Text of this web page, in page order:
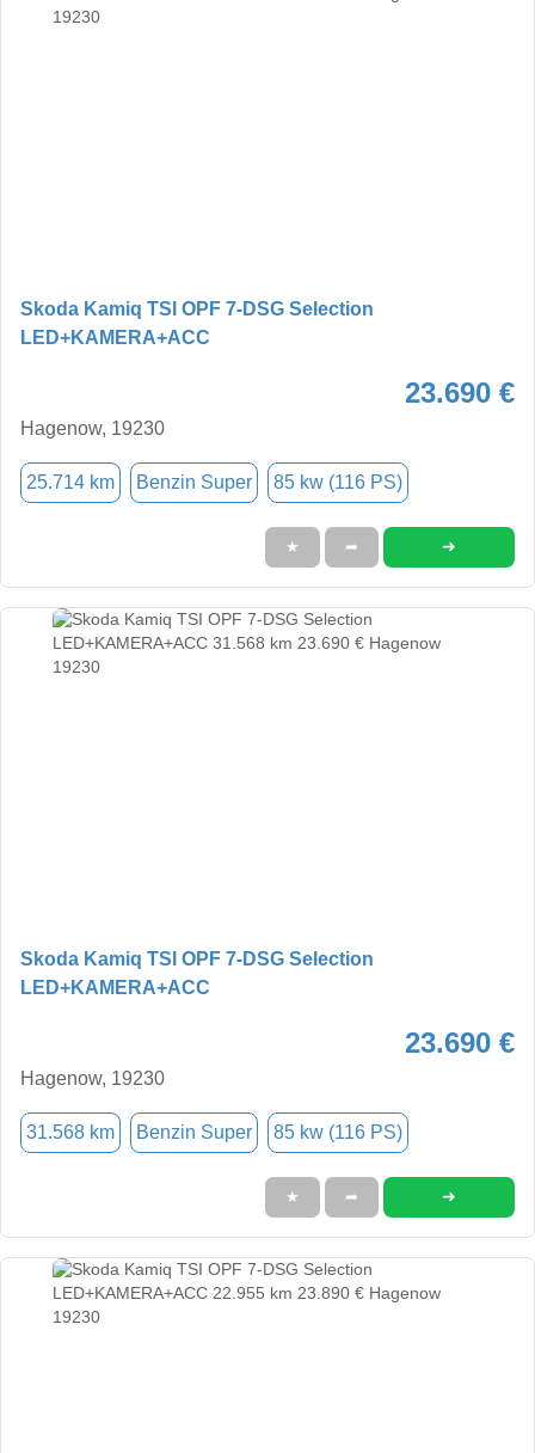
Skoda Kamiq TSI OPF 7-DSG Selection
LED+KAMERA+ACC
23.690 €
Hagenow, 19230
25.714 km Benzin Super 85 kw (116 PS)
★ ➦ ➜
Skoda Kamiq TSI OPF 7-DSG Selection
LED+KAMERA+ACC
23.690 €
Hagenow, 19230
31.568 km Benzin Super 85 kw (116 PS)
★ ➦ ➜